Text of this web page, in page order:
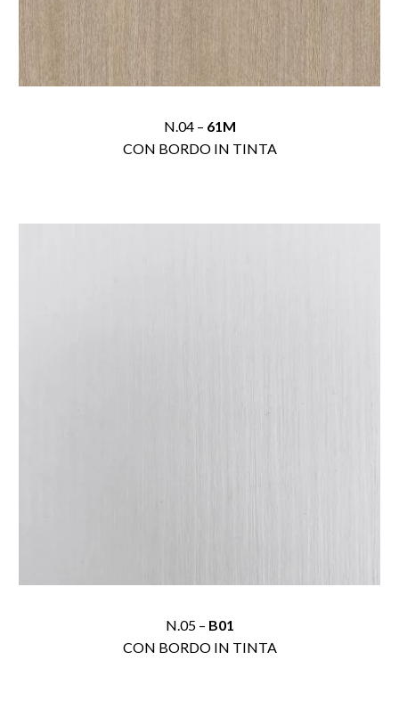
N.04 – 61M
CON BORDO IN TINTA
N.05 – B01
CON BORDO IN TINTA